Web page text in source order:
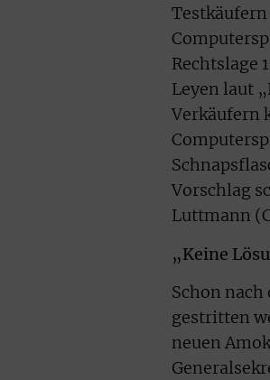
Testkäufern
Rechtslage
Leyen laut
Verkäufern
Vorschlag
Luttmann
„Keine
Schon
gestritten
neuen